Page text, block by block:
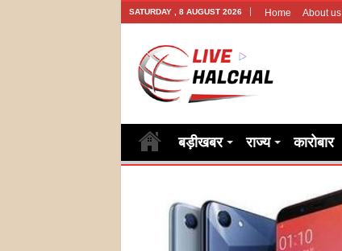
SATURDAY , 8 AUGUST 2026 Home About us
बड़ीखबर राज्य कारोबार